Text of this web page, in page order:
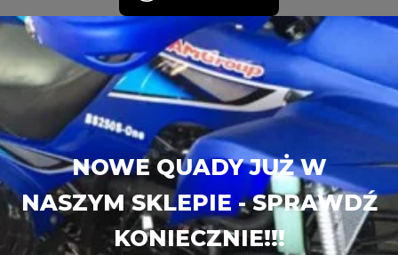
NOWE QUADY JUŻ W
NASZYM SKLEPIE - SPRAWDŹ
KONIECZNIE!!!